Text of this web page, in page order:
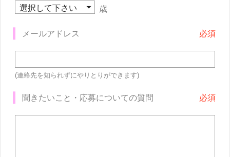
歳
メールアドレス
(連絡先を知られずにやりとりができます)
聞きたいこと・応募についての質問